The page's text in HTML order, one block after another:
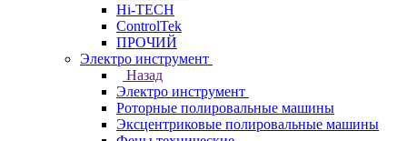
Hi-TECH
ControlTek
ПРОЧИЙ
Электро инструмент
Назад
Электро инструмент
Роторные полировальные машины
Эксцентриковые полировальные машины